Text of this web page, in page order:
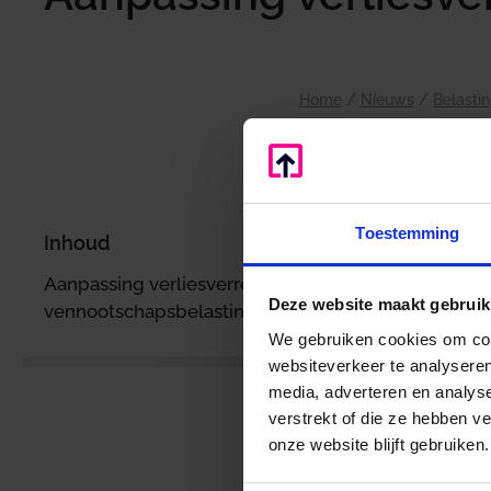
Toestemming
Deze website maakt
We gebruiken cookies om
websiteverkeer te
media, adverteren en
verstrekt of die ze hebben
onze website blijft gebruiken.
Home / Nieuws /
Inhoud
Aanpassing verliesverrekening
vennootschapsbelasting